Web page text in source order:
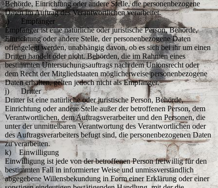
Behörde, Einrichtung oder andere Stelle, die personenbezogene
Daten im Auftrag des Verantwortlichen verarbeitet.
i) Empfänger
Empfänger ist eine natürliche oder juristische Person, Behörde,
Einrichtung oder andere Stelle, der personenbezogene Daten
offengelegt werden, unabhängig davon, ob es sich bei ihr um einen
Dritten handelt oder nicht. Behörden, die im Rahmen eines
bestimmten Untersuchungsauftrags nach dem Unionsrecht oder
dem Recht der Mitgliedstaaten möglicherweise personenbezogene
Daten erhalten, gelten jedoch nicht als Empfänger.
j) Dritter
Dritter ist eine natürliche oder juristische Person, Behörde,
Einrichtung oder andere Stelle außer der betroffenen Person, dem
Verantwortlichen, dem Auftragsverarbeiter und den Personen, die
unter der unmittelbaren Verantwortung des Verantwortlichen oder
des Auftragsverarbeiters befugt sind, die personenbezogenen Daten
zu verarbeiten.
k) Einwilligung
Einwilligung ist jede von der betroffenen Person freiwillig für den
bestimmten Fall in informierter Weise und unmissverständlich
abgegebene Willensbekundung in Form einer Erklärung oder einer